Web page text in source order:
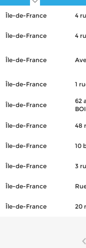
Île-de-France 4
Île-de-France 4
Île-de-France
Île-de-France 1
Île-de-France
62
Île-de-France 48
Île-de-France 10
Île-de-France 3
Île-de-France
Île-de-France 20